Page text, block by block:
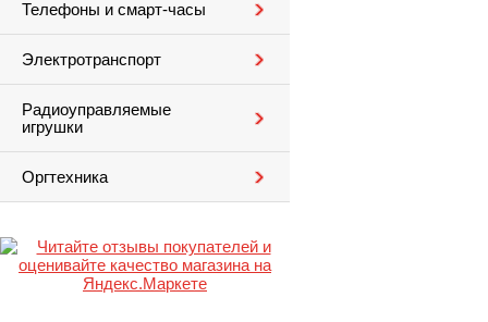
Телефоны и смарт-часы
Электротранспорт
Радиоуправляемые
игрушки
Оргтехника